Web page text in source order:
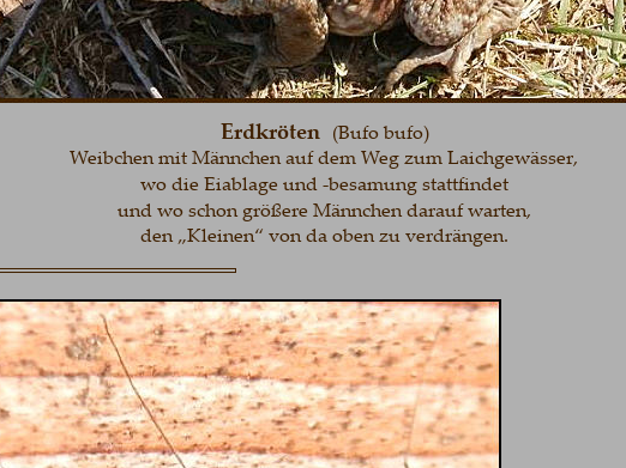
Erdkröten (Bufo bufo)
Weibchen mit Männchen auf dem Weg zum Laichgewässer,
wo die Eiablage und -besamung stattfindet
und wo schon größere Männchen darauf warten,
den „Kleinen“ von da oben zu verdrängen.